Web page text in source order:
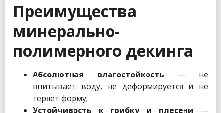
Преимущества
минерально-
полимерного декинга
Абсолютная влагостойкость — не
впитывает воду, не деформируется и не
теряет форму;
Устойчивость к грибку и плесени —